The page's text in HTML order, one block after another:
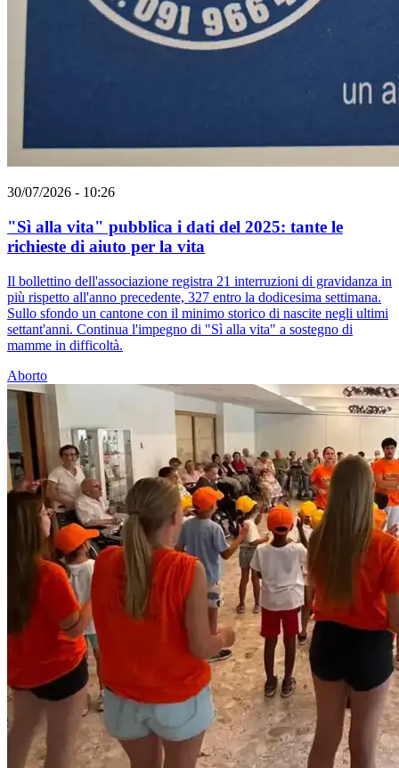
30/07/2026 - 10:26
"Sì alla vita" pubblica i dati del 2025: tante le
richieste di aiuto per la vita
Il bollettino dell'associazione registra 21 interruzioni di gravidanza in
più rispetto all'anno precedente, 327 entro la dodicesima settimana.
Sullo sfondo un cantone con il minimo storico di nascite negli ultimi
settant'anni. Continua l'impegno di "Sì alla vita" a sostegno di
mamme in difficoltà.
Aborto